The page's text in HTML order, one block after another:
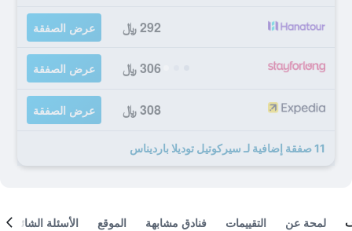
292 ﷼ عرض الصفقة
306 ﷼ عرض الصفقة
308 ﷼ عرض الصفقة
11 صفقة إضافية لـ سيركوتيل توديلا بارديناس
لمحة عن التقييمات فنادق مشابهة الموقع الأسئلة الشائعة